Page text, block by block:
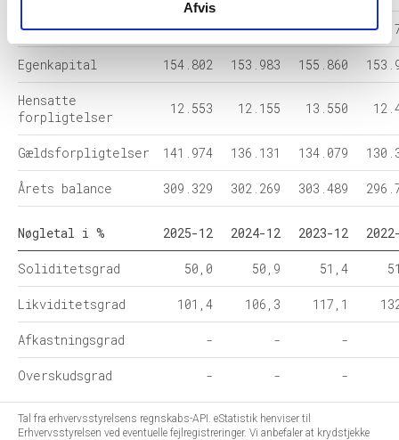
Afvis
Omsætningsaktiver 120.269 120.880 129.896
Egenkapital 154.802 153.983 155.860
Hensatte
forpligtelser
12.553 12.155 13.550
Gældsforpligtelser 141.974 136.131 134.079
Årets balance 309.329 302.269 303.489
Nøgletal i % 2025-12 2024-12 2023-12
Soliditetsgrad 50,0 50,9 51,4
Likviditetsgrad 101,4 106,3 117,1
Afkastningsgrad - - -
Overskudsgrad - - -
Tal fra erhvervsstyrelsens regnskabs-API. eStatistik henviser til
Erhvervsstyrelsen ved eventuelle fejlregistreringer. Vi anbefaler at krydstjekke